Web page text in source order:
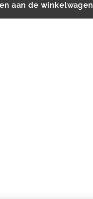
aan de winkelwagen